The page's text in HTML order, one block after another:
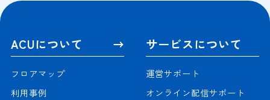
ACUについて
フロアマップ
利用事例
サービスについて
運営サポート
オンライン配信サポート